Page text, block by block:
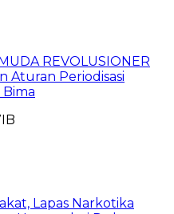
REVOLUSIONER
Aturan Periodisasi
Lapas Narkotika